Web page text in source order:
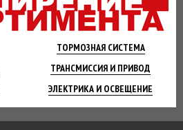
ТОРМОЗНАЯСИСТЕМА
ТРАНСМИССИЯ И ПРИВОД
ЭЛЕКТРИКА И ОСВЕЩЕНИЕ